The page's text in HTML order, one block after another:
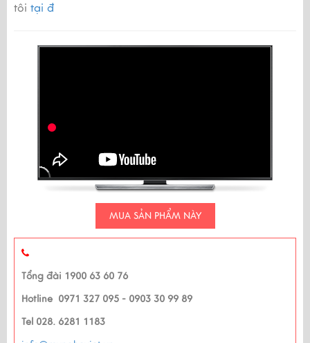
tôi tại đ
MUA SẢN PHẨM NÀY
Tổng đài 1900 63 60 76
Hotline 0971 327 095 - 0903 30 99 89
Tel 028. 6281 1183